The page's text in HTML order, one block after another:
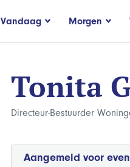
Vandaag Morgen
Tonita
Directeur-Bestuurder
Aangemeld voor